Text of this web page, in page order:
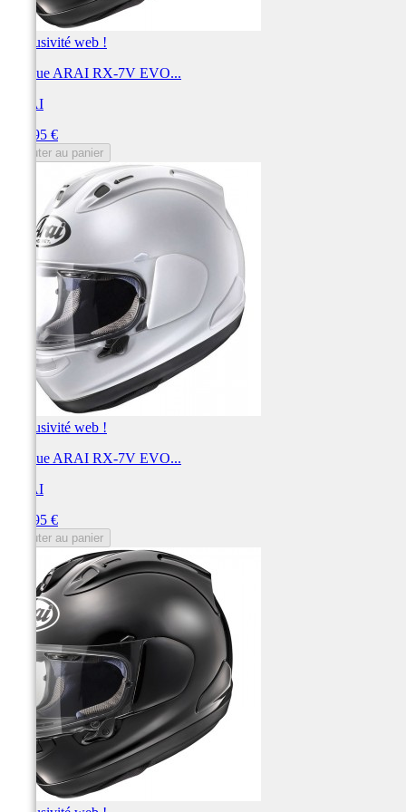
Exclusivité web !
Casque ARAI RX-7V EVO...
ARAI
999,95 €
Ajouter au panier
Exclusivité web !
Casque ARAI RX-7V EVO...
ARAI
999,95 €
Ajouter au panier